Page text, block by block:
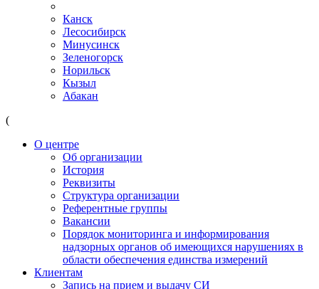
Канск
Лесосибирск
Минусинск
Зеленогорск
Норильск
Кызыл
Абакан
(
О центре
Об организации
История
Реквизиты
Структура организации
Референтные группы
Вакансии
Порядок мониторинга и информирования
надзорных органов об имеющихся нарушениях в
области обеспечения единства измерений
Клиентам
Запись на прием и выдачу СИ